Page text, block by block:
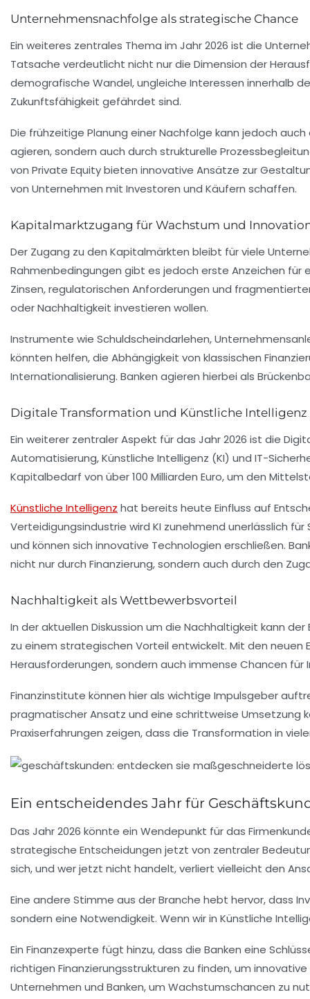
Unternehmensnachfolge als strategische Chance
Ein weiteres zentrales Thema im Jahr 2026 ist die
Tatsache verdeutlicht nicht nur die Dimension der
demografische Wandel, ungleiche Interessen innerhalb
Zukunftsfähigkeit gefährdet sind.
Die frühzeitige Planung einer Nachfolge kann jedoch
agieren, sondern auch durch strukturelle
von Private Equitybieten innovative Ansätze zur
von Unternehmen mit Investoren und Käufern schaffen.
Kapitalmarktzugang für Wachstum und
Der Zugang zu den Kapitalmärkten bleibt für viele
Rahmenbedingungen gibt es jedoch erste Anzeichen für
Zinsen, regulatorischen Anforderungen und
oderNachhaltigkeit investieren wollen.
Instrumente wie Schuldscheindarlehen,
könnten helfen, die Abhängigkeit von klassischen
Internationalisierung. Banken agieren hierbei als
Digitale Transformation und Künstliche Intelligenz
Ein weiterer zentraler Aspekt für das Jahr 2026 ist die
Automatisierung,Künstliche Intelligenz (KI) und IT-
Kapitalbedarf von über 100 Milliarden Euro, um den
Künstliche Intelligenz hat bereits heute Einfluss auf
Verteidigungsindustrie wird KI zunehmend unerlässlich für
und können sich innovative Technologien erschließen.
nicht nur durch Finanzierung, sondern auch durch den
Nachhaltigkeit als Wettbewerbsvorteil
In der aktuellen Diskussion um die Nachhaltigkeit kann der
zu einem strategischen Vorteil entwickelt. Mit den
Herausforderungen, sondern auch immense Chancen für
Finanzinstitute können hier als wichtige Impulsgeber
pragmatischer Ansatz und eine schrittweise Umsetzung
Praxiserfahrungen zeigen, dass die Transformation in
Ein entscheidendes Jahr für
Das Jahr 2026 könnte ein Wendepunkt für das
strategische Entscheidungen jetzt von zentraler
sich, und wer jetzt nicht handelt, verliert vielleicht den
Eine andere Stimme aus der Branche hebt hervor, dass
sondern eine Notwendigkeit. Wenn wir in Künstliche
Ein Finanzexperte fügt hinzu, dass die Banken eine
richtigen Finanzierungsstrukturen zu finden, um
Unternehmen und Banken, um Wachstumschancen zu